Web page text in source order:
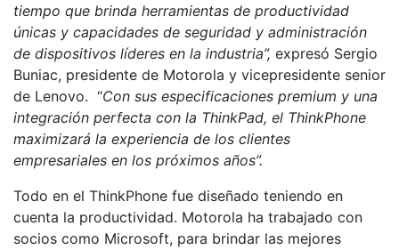
tiempo que brinda herramientas de productividad
únicas y capacidades de seguridad y administración
de dispositivos líderes en la industria”, expresó Sergio
Buniac, presidente de Motorola y vicepresidente senior
de Lenovo. “Con sus especificaciones premium y una
integración perfecta con la ThinkPad, el ThinkPhone
maximizará la experiencia de los clientes
empresariales en los próximos años”.
Todo en el ThinkPhone fue diseñado teniendo en
cuenta la productividad. Motorola ha trabajado con
socios como Microsoft, para brindar las mejores